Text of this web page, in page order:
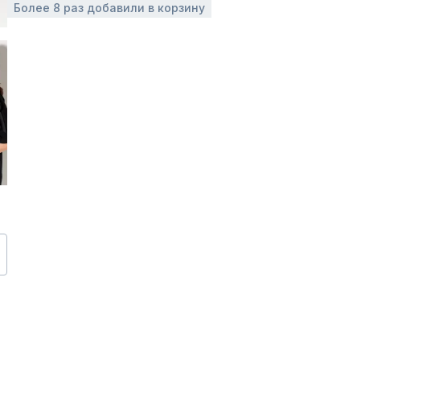
Более 8 раз добавили в корзину